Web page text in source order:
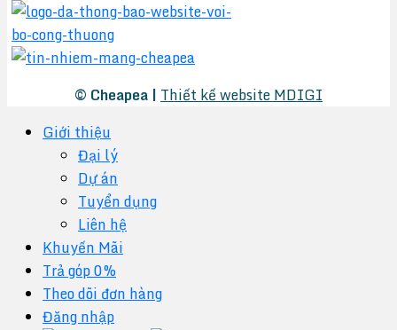
© Cheapea |Thiết kế website MDIGI
Giới thiệu
Đại lý
Dự án
Tuyển dụng
Liên hệ
Khuyến Mãi
Trả góp 0%
Theo dõi đơn hàng
Đăng nhập